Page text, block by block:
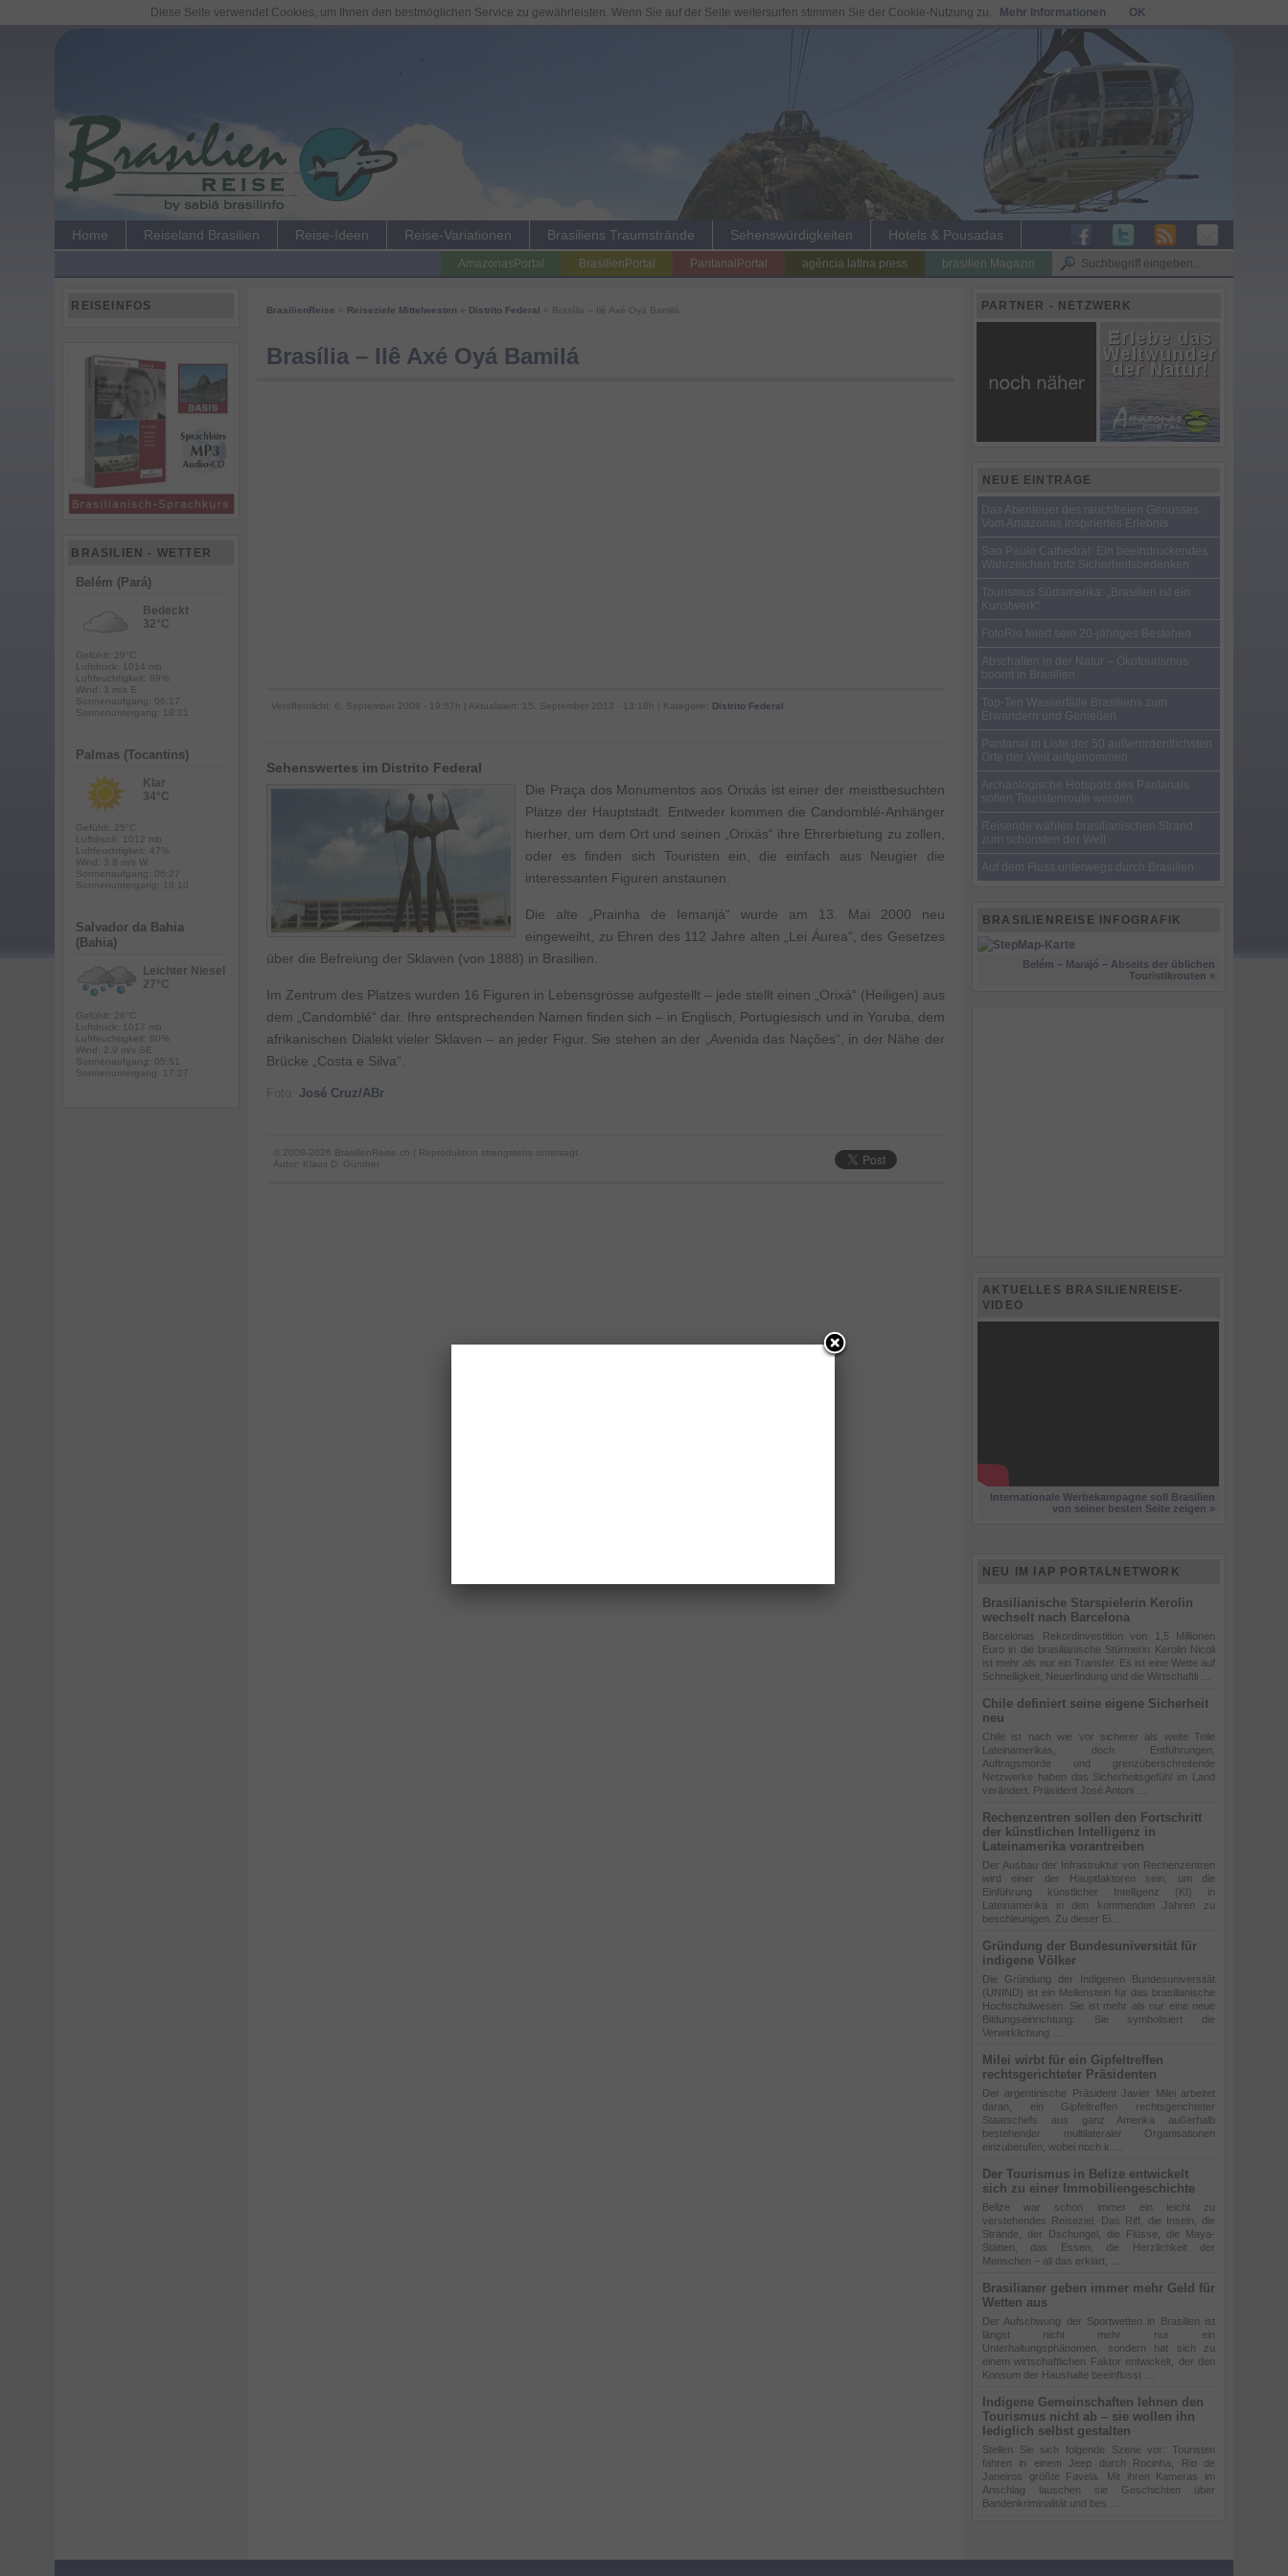
Home Reiseland Brasilien Reise-Ideen Reise-Variationen Brasiliens Traumstrände Sehenswürdigkeiten Hotels & Pousadas
brasilien Magazin
agência latina press
PantanalPortal
BrasilienPortal
AmazonasPortal
BrasilienReise Reiseziele Mittelwesten Distrito Federal » Brasília – Ilê Axé Oyá Bamilá
Brasília – Ilê Axé Oyá Bamilá
Veröffentlicht: 6. September 2008 - 19:57h | Aktualisiert: 15. September 2013 - 13:18h | Kategorie: Distrito Federal
Sehenswertes im Distrito Federal
Die Praça dos Monumentos aos Orixás ist einer der meistbesuchten
Plätze der Hauptstadt. Entweder kommen die Candomblé-Anhänger
hierher, um dem Ort und seinen „Orixás“ ihre Ehrerbietung zu zollen,
oder es finden sich Touristen ein, die einfach aus Neugier die
interessanten Figuren anstaunen.
Die alte „Prainha de Iemanjá“ wurde am 13. Mai 2000 neu
eingeweiht, zu Ehren des 112 Jahre alten „Lei Áurea“, des Gesetzes
über die Befreiung der Sklaven (von 1888) in Brasilien.
Im Zentrum des Platzes wurden 16 Figuren in Lebensgrösse aufgestellt – jede stellt einen „Orixá“ (Heiligen) aus
dem „Candomblé“ dar. Ihre entsprechenden Namen finden sich – in Englisch, Portugiesisch und in Yoruba, dem
afrikanischen Dialekt vieler Sklaven – an jeder Figur. Sie stehen an der „Avenida das Nações“, in der Nähe der
Brücke „Costa e Silva“.
José Cruz/ABr
© 2008-2026 BrasilienReise.ch | Reproduktion strengstens untersagt.
Autor: Klaus D. Günther
REISEINFOS
BRASILIEN - WETTER
Belém (Pará)
Bedeckt
32°C
Gefühlt: 29°C
Luftdruck: 1014 mb
Luftfeuchtigkeit: 89%
Wind: 3 m/s E
Sonnenaufgang: 06:17
Sonnenuntergang: 18:21
Palmas (Tocantins)
Klar
34°C
Gefühlt: 25°C
Luftdruck: 1012 mb
Luftfeuchtigkeit: 47%
Wind: 3.8 m/s W
Sonnenaufgang: 06:27
Sonnenuntergang: 18:10
Salvador da Bahia
(Bahia)
Leichter Niesel
27°C
Gefühlt: 26°C
Luftdruck: 1017 mb
Luftfeuchtigkeit: 80%
Wind: 2.9 m/s SE
Sonnenaufgang: 05:51
Sonnenuntergang: 17:27
PARTNER - NETZWERK
NEUE EINTRÄGE
Das Abenteuer des rauchfreien Genusses:
Vom Amazonas inspiriertes Erlebnis
Sao Paulo Cathedral: Ein beeindruckendes
Wahrzeichen trotz Sicherheitsbedenken
Tourismus Südamerika: „Brasilien ist ein
Kunstwerk“
FotoRio feiert sein 20-jähriges Bestehen
Abschalten in der Natur – Ökotourismus
boomt in Brasilien
Top-Ten Wasserfälle Brasiliens zum
Erwandern und Genießen
Pantanal in Liste der 50 außerordentlichsten
Orte der Welt aufgenommen
Archäologische Hotspots des Pantanals
sollen Touristenroute werden
Reisende wählen brasilianischen Strand
zum schönsten der Welt
Auf dem Fluss unterwegs durch Brasilien
BRASILIENREISE INFOGRAFIK
Belém – Marajó – Abseits der üblichen
Touristikrouten »
AKTUELLES BRASILIENREISE-
VIDEO
Internationale Werbekampagne soll Brasilien
von seiner besten Seite zeigen »
NEU IM IAP PORTALNETWORK
Brasilianische Starspielerin Kerolin
wechselt nach Barcelona
Barcelonas Rekordinvestition von 1,5 Millionen
Euro in die brasilianische Stürmerin Kerolin Nicoli
ist mehr als nur ein Transfer. Es ist eine Wette auf
Schnelligkeit, Neuerfindung und die Wirtschaftli …
Chile definiert seine eigene Sicherheit
neu
Chile ist nach wie vor sicherer als weite Teile
Lateinamerikas, doch Entführungen,
Auftragsmorde und grenzüberschreitende
Netzwerke haben das Sicherheitsgefühl im Land
verändert. Präsident José Antoni …
Rechenzentren sollen den Fortschritt
der künstlichen Intelligenz in
Lateinamerika vorantreiben
Der Ausbau der Infrastruktur von Rechenzentren
wird einer der Hauptfaktoren sein, um die
Einführung künstlicher Intelligenz (KI) in
Lateinamerika in den kommenden Jahren zu
beschleunigen. Zu dieser Ei …
Gründung der Bundesuniversität für
indigene Völker
Die Gründung der Indigenen Bundesuniversität
(UNIND) ist ein Meilenstein für das brasilianische
Hochschulwesen. Sie ist mehr als nur eine neue
Bildungseinrichtung: Sie symbolisiert die
Verwirklichung …
Milei wirbt für ein Gipfeltreffen
rechtsgerichteter Präsidenten
Der argentinische Präsident Javier Milei arbeitet
daran, ein Gipfeltreffen rechtsgerichteter
Staatschefs aus ganz Amerika außerhalb
bestehender multilateraler Organisationen
einzuberufen, wobei noch k …
Der Tourismus in Belize entwickelt
sich zu einer Immobiliengeschichte
Belize war schon immer ein leicht zu
verstehendes Reiseziel. Das Riff, die Inseln, die
Strände, der Dschungel, die Flüsse, die Maya-
Stätten, das Essen, die Herzlichkeit der
Menschen – all das erklärt, …
Brasilianer geben immer mehr Geld für
Wetten aus
Der Aufschwung der Sportwetten in Brasilien ist
längst nicht mehr nur ein
Unterhaltungsphänomen, sondern hat sich zu
einem wirtschaftlichen Faktor entwickelt, der den
Konsum der Haushalte beeinflusst …
Indigene Gemeinschaften lehnen den
Tourismus nicht ab – sie wollen ihn
lediglich selbst gestalten
Stellen Sie sich folgende Szene vor: Touristen
fahren in einem Jeep durch Rocinha, Rio de
Janeiros größte Favela. Mit ihren Kameras im
Anschlag lauschen sie Geschichten über
Bandenkriminalität und bes …
Diese Seite verwendet Cookies, um Ihnen den bestmöglichen Service zu gewährleisten. Wenn Sie auf der Seite weitersurfen stimmen Sie der Cookie-Nutzung zu. Mehr Informationen OK